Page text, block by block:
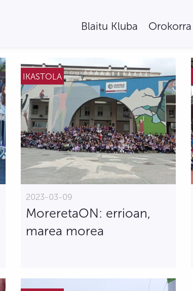
Blaitu Kluba Orokorra
IKASTOLA
2023-03-09
MoreretaON: errioan,
marea morea